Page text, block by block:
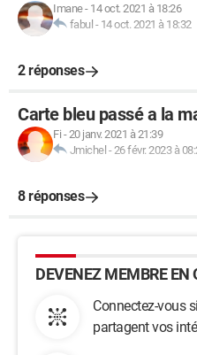
Imane- 14 oct. 2021 à 18:26
fabul - 14 oct. 2021 à 18:32
2 réponses
Carte bleu passé a la
Fi -20 janv. 2021 à 21:39
Jmichel -26 févr. 2023 à
8 réponses
DEVENEZ MEMBRE EN
Connectez-vous
partagent vos